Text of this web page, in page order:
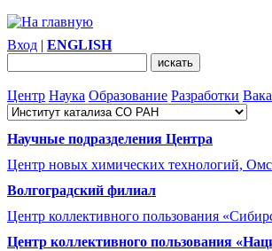
Вход | ENGLISH
Центр Наука Образование Разработки
Научные подразделения Центра
Центр новых химических технологий,
Волгоградский филиал
Центр коллективного пользования
Центр коллективного пользования